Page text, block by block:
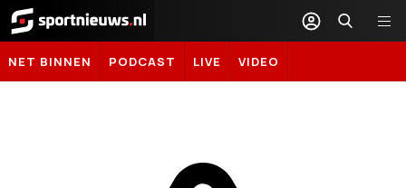
Sportnieuws.nl
NET BINNEN PODCAST LIVE VIDEO